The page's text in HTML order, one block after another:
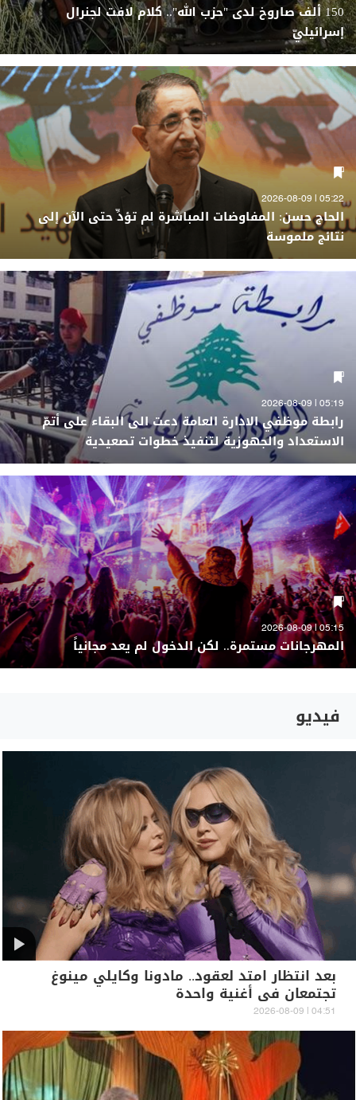
150 ألف صاروخ لدى "حزب الله".. كلام لافت لجنرال
إسرائيليّ
05:22 | 2026-08-09
الحاج حسن: المفاوضات المباشرة لم تؤدِّ حتى الآن إلى
نتائج ملموسة
05:19 | 2026-08-09
رابطة موظفي الادارة العامة دعت الى البقاء على أتمّ
الاستعداد والجهوزية لتنفيذ خطوات تصعيدية
05:15 | 2026-08-09
المهرجانات مستمرة.. لكن الدخول لم يعد مجانياً
فيديو
بعد انتظار امتد لعقود.. مادونا وكايلي مينوغ
تجتمعان في أغنية واحدة
04:51 | 2026-08-09